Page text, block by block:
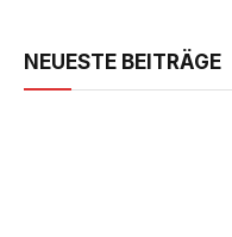
NEUESTE BEITRÄGE